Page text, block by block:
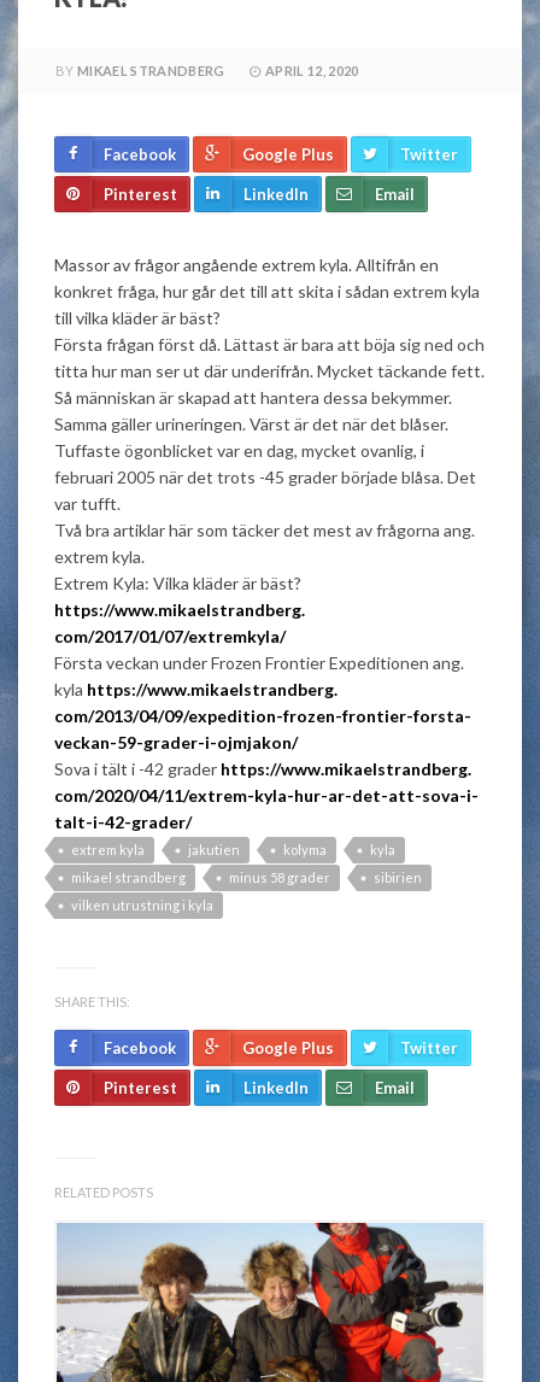
BY MIKAEL STRANDBERG APRIL 12, 2020
Facebook Google Plus Twitter
Pinterest LinkedIn Email
Massor av frågor angående extrem kyla. Alltifrån en
konkret fråga, hur går det till att skita i sådan extrem kyla
till vilka kläder är bäst?
Första frågan först då. Lättast är bara att böja sig ned och
titta hur man ser ut där underifrån. Mycket täckande fett.
Så människan är skapad att hantera dessa bekymmer.
Samma gäller urineringen. Värst är det när det blåser.
Tuffaste ögonblicket var en dag, mycket ovanlig, i
februari 2005 när det trots -45 grader började blåsa. Det
var tufft.
Två bra artiklar här som täcker det mest av frågorna ang.
extrem kyla.
Extrem Kyla: Vilka kläder är bäst?
https://www.mikaelstrandberg.
com/2017/01/07/extremkyla/
Första veckan under Frozen Frontier Expeditionen ang.
kyla https://www.mikaelstrandberg.
com/2013/04/09/expedition-frozen-frontier-forsta-
veckan-59-grader-i-ojmjakon/
Sova i tält i -42 grader https://www.mikaelstrandberg.
com/2020/04/11/extrem-kyla-hur-ar-det-att-sova-i-
talt-i-42-grader/
extrem kyla jakutien kolyma
kyla
mikael strandberg
minus 58 grader
sibirien
vilken utrustning i kyla
SHARE THIS:
Facebook Google Plus Twitter
Pinterest LinkedIn Email
RELATED POSTS